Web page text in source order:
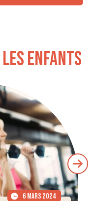
les enfants
6 MARS 2024